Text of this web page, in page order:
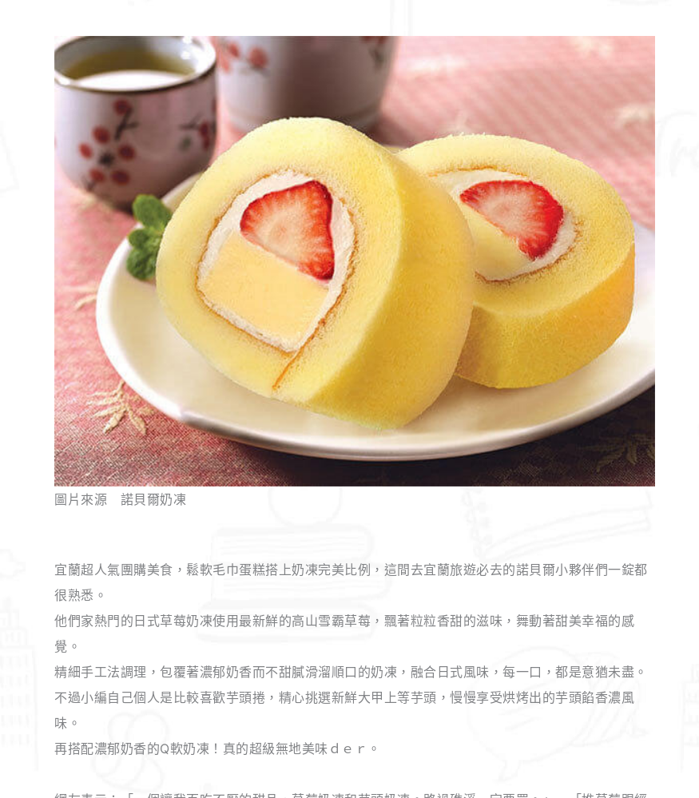
圖片來源 諾貝爾奶凍
宜蘭超人氣團購美食，鬆軟毛巾蛋糕搭上奶凍完美比例，這間去宜蘭旅遊必去的諾貝爾小夥伴們一錠都
很熟悉。
他們家熱門的日式草莓奶凍使用最新鮮的高山雪霸草莓，飄著粒粒香甜的滋味，舞動著甜美幸福的感
覺。
精細手工法調理，包覆著濃郁奶香而不甜膩滑溜順口的奶凍，融合日式風味，每一口，都是意猶未盡。
不過小編自己個人是比較喜歡芋頭捲，精心挑選新鮮大甲上等芋頭，慢慢享受烘烤出的芋頭餡香濃風
味。
再搭配濃郁奶香的Q軟奶凍！真的超級無地美味ｄｅｒ。